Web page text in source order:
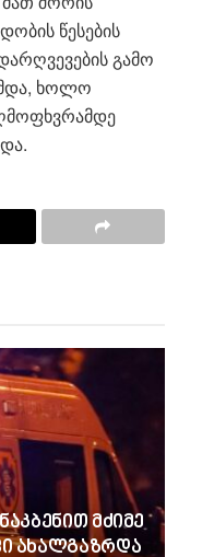
წესების
გამო
ხოლო
მძიმე
ახალგაზრდა